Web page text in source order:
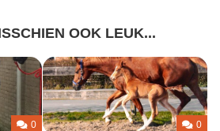
OOK LEUK...
0 0